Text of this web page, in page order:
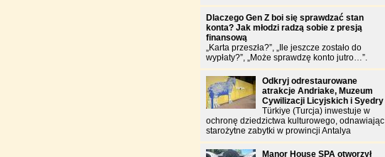
Dlaczego Gen Z boi się sprawdzać stan
konta? Jak młodzi radzą sobie z presją
finansową
„Karta przeszła?”, „Ile jeszcze zostało do
wypłaty?”, „Może sprawdzę konto jutro…”.
Odkryj odrestaurowane
atrakcje Andriake, Muzeum
Cywilizacji Licyjskich i Syedry
Türkiye (Turcja) inwestuje w
ochronę dziedzictwa kulturowego, odnawiając
starożytne zabytki w prowincji Antalya
Manor House SPA otworzył